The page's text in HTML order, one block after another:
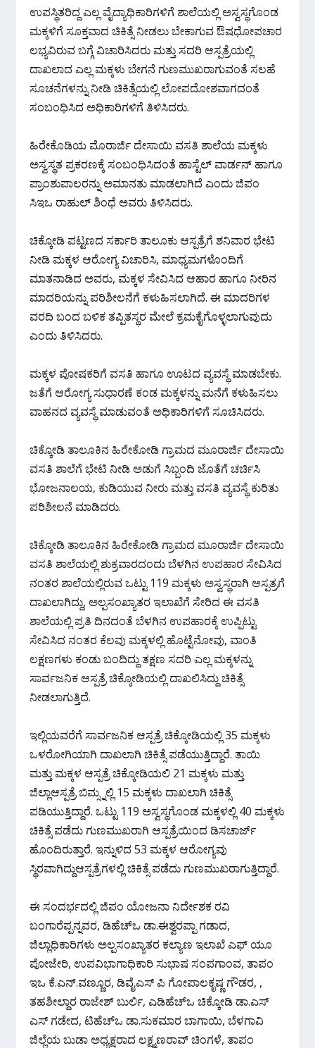
ಉಪಸ್ಥಿತರಿದ್ದ ಎಲ್ಲ ವೈದ್ಯಾಧಿಕಾರಿಗಳಿಗೆ ಶಾಲೆಯಲ್ಲಿ ಅಸ್ವಸ್ಥಗೊಂಡ
ಮಕ್ಕಳಿಗೆ ಸೂಕ್ತವಾದ ಚಿಕಿತ್ಸೆ ನೀಡಲು ಬೇಕಾಗುವ ಔಷಧೋಪಚಾರ
ಲಭ್ಯವಿರುವ ಬಗ್ಗೆ ವಿಚಾರಿಸಿದರು ಮತ್ತು ಸದರಿ ಆಸ್ಪತ್ರೆಯಲ್ಲಿ
ದಾಖಲಾದ ಎಲ್ಲ ಮಕ್ಕಳು ಬೇಗನೆ ಗುಣಮುಖರಾಗುವಂತೆ ಸಲಹೆ
ಸೂಚನೆಗಳನ್ನು ನೀಡಿ ಚಿಕಿತ್ಸೆಯಲ್ಲಿ ಲೋಪದೋಶವಾಗದಂತೆ
ಸಂಬಂಧಿಸಿದ ಅಧಿಕಾರಿಗಳಿಗೆ ತಿಳಿಸಿದರು.
ಹಿರೇಕೊಡಿಯ ಮೊರಾರ್ಜಿ ದೇಸಾಯಿ ವಸತಿ ಶಾಲೆಯ ಮಕ್ಕಳು
ಅಸ್ವಸ್ಥತ ಪ್ರಕರಣಕ್ಕೆ ಸಂಬಂಧಿಸಿದಂತೆ ಹಾಸ್ಟೆಲ್ ವಾರ್ಡನ್ ಹಾಗೂ
ಪ್ರಾಂಶುಪಾಲರನ್ನು ಅಮಾನತು ಮಾಡಲಾಗಿದೆ ಎಂದು ಜಿಪಂ
ಸಿಇಒ ರಾಹುಲ್ ಶಿಂಧೆ ಅವರು ತಿಳಿಸಿದರು.
ಚಿಕ್ಕೋಡಿ ಪಟ್ಟಣದ ಸರ್ಕಾರಿ ತಾಲೂಕು ಆಸ್ಪತ್ರೆಗೆ ಶನಿವಾರ ಭೇಟಿ
ನೀಡಿ ಮಕ್ಕಳ ಆರೋಗ್ಯ ವಿಚಾರಿಸಿ, ಮಾಧ್ಯಮಗಳೊಂದಿಗೆ
ಮಾತನಾಡಿದ ಅವರು, ಮಕ್ಕಳ ಸೇವಿಸಿದ ಆಹಾರ ಹಾಗೂ ನೀರಿನ
ಮಾದರಿಯನ್ನು ಪರಿಶೀಲನೆಗೆ ಕಳುಹಿಸಲಾಗಿದೆ. ಈ ಮಾದರಿಗಳ
ವರದಿ ಬಂದ ಬಳಿಕ ತಪ್ಪಿತಸ್ಥರ ಮೇಲೆ ಕ್ರಮಕೈಗೊಳ್ಳಲಾಗುವುದು
ಎಂದು ತಿಳಿಸಿದರು.
ಮಕ್ಕಳ ಪೋಷಕರಿಗೆ ವಸತಿ ಹಾಗೂ ಊಟದ ವ್ಯವಸ್ಥೆ ಮಾಡಬೇಕು.
ಜತೆಗೆ ಆರೋಗ್ಯ ಸುಧಾರಣೆ ಕಂಡ ಮಕ್ಕಳನ್ನು ಮನೆಗೆ ಕಳುಹಿಸಲು
ವಾಹನದ ವ್ಯವಸ್ಥೆ ಮಾಡುವಂತೆ ಅಧಿಕಾರಿಗಳಿಗೆ ಸೂಚಿಸಿದರು.
ಚಿಕ್ಕೋಡಿ ತಾಲೂಕಿನ ಹಿರೇಕೋಡಿ ಗ್ರಾಮದ ಮೂರಾರ್ಜಿ ದೇಸಾಯಿ
ವಸತಿ ಶಾಲೆಗೆ ಭೇಟಿ ನೀಡಿ ಅಡುಗೆ ಸಿಬ್ಬಂದಿ ಜೊತೆಗೆ ಚರ್ಚಿಸಿ
ಭೋಜನಾಲಯ, ಕುಡಿಯುವ ನೀರು ಮತ್ತು ವಸತಿ ವ್ಯವಸ್ಥೆ ಕುರಿತು
ಪರಿಶೀಲನೆ ಮಾಡಿದರು.
ಚಿಕ್ಕೋಡಿ ತಾಲೂಕಿನ ಹಿರೇಕೋಡಿ ಗ್ರಾಮದ ಮೂರಾರ್ಜಿ ದೇಸಾಯಿ
ವಸತಿ ಶಾಲೆಯಲ್ಲಿ ಶುಕ್ರವಾರದಂದು ಬೆಳಗಿನ ಉಪಹಾರ ಸೇವಿಸಿದ
ನಂತರ ಶಾಲೆಯಲ್ಲಿರುವ ಒಟ್ಟು 119 ಮಕ್ಕಳು ಅಸ್ವಸ್ಥರಾಗಿ ಆಸ್ಪತ್ರಗೆ
ದಾಖಲಾಗಿದ್ದು, ಅಲ್ಪಸಂಖ್ಯಾತರ ಇಲಾಖೆಗೆ ಸೇರಿದ ಈ ವಸತಿ
ಶಾಲೆಯಲ್ಲಿ ಪ್ರತಿ ದಿನದಂತೆ ಬೆಳಗಿನ ಉಪಹಾರಕ್ಕೆ ಉಪ್ಪಿಟ್ಟು
ಸೇವಿಸಿದ ನಂತರ ಕೆಲವು ಮಕ್ಕಳಲ್ಲಿ ಹೊಟ್ಟೆನೋವು, ವಾಂತಿ
ಲಕ್ಷಣಗಳು ಕಂಡು ಬಂದಿದ್ದು ತಕ್ಷಣ ಸದರಿ ಎಲ್ಲ ಮಕ್ಕಳನ್ನು
ಸಾರ್ವಜನಿಕ ಆಸ್ಪತ್ರೆ ಚಿಕ್ಕೋಡಿಯಲ್ಲಿ ದಾಖಲಿಸಿದ್ದು ಚಿಕಿತ್ಸೆ
ನೀಡಲಾಗುತ್ತಿದೆ.
ಇಲ್ಲಿಯವರೆಗೆ ಸಾರ್ವಜನಿಕ ಆಸ್ಪತ್ರೆ ಚಿಕ್ಕೋಡಿಯಲ್ಲಿ 35 ಮಕ್ಕಳು
ಒಳರೋಗಿಯಾಗಿ ದಾಖಲಾಗಿ ಚಿಕಿತ್ಸೆ ಪಡೆಯುತ್ತಿದ್ದಾರೆ. ತಾಯಿ
ಮತ್ತು ಮಕ್ಕಳ ಆಸ್ಪತ್ರೆ ಚಿಕ್ಕೋಡಿಯಲಿ 21 ಮಕ್ಕಳು ಮತ್ತು
ಜಿಲ್ಲಾಆಸ್ಪತ್ರೆ ಬಿಮ್ಸ್ನಲ್ಲಿ 15 ಮಕ್ಕಳು ದಾಖಲಾಗಿ ಚಿಕಿತ್ಸೆ
ಪಡಿಯುತ್ತಿದ್ದಾರೆ. ಒಟ್ಟು 119 ಅಸ್ವಸ್ಥಗೊಂಡ ಮಕ್ಕಳಲ್ಲಿ 40 ಮಕ್ಕಳು
ಚಿಕಿತ್ಸೆ ಪಡೆದು ಗುಣಮುಖರಾಗಿ ಆಸ್ಪತ್ರೆಯಿಂದ ಡಿಸಚಾರ್ಜ್
ಹೊಂದಿರುತ್ತಾರೆ. ಇನ್ನುಳಿದ 53 ಮಕ್ಕಳ ಆರೋಗ್ಯವು
ಸ್ಥಿರವಾಗಿದ್ದುಆಸ್ಪತ್ರೆಗಳಲ್ಲಿ ಚಿಕಿತ್ಸೆ ಪಡೆದು ಗುಣಮುಖರಾಗುತ್ತಿದ್ದಾರೆ.
ಈ ಸಂದರ್ಭದಲ್ಲಿ ಜಿಪಂ ಯೋಜನಾ ನಿರ್ದೇಶಕ ರವಿ
ಬಂಗಾರೆಪ್ಪನ್ನವರ, ಡಿಹೆಚ್ಒ ಡಾ.ಈಶ್ವರಪ್ಪಾ ಗಡಾದ,
ಜಿಲ್ಲಾಧಿಕಾರಿಗಳು ಅಲ್ಪಸಂಖ್ಯಾತರ ಕಲ್ಯಾಣ ಇಲಾಖೆ ಎಫ್ ಯೂ
ಪೋಜೇರಿ, ಉಪವಿಭಾಗಾಧಿಕಾರಿ ಸುಭಾಷ ಸಂಪಗಾಂವ, ತಾಪಂ
ಇಒ ಕೆ.ಎನ್.ವಣ್ಣೂರ, ಡಿವೈಎಸ್ ಪಿ ಗೋಪಾಲಕೃಷ್ಣ ಗೌಡರ, ,
ತಹಶೀಲ್ದಾರ ರಾಜೇಶ್ ಬುರ್ಲಿ, ಎಡಿಹೆಚ್ಒ ಚಿಕ್ಕೋಡಿ ಡಾ.ಎಸ್
ಎಸ್ ಗಡೇದ, ಟಿಹೆಚ್ಒ ಡಾ.ಸುಕಮಾರ ಬಾಗಾಯಿ, ಬೆಳಗಾವಿ
ಜಿಲ್ಲೆಯ ಬುಡಾ ಅಧ್ಯಕ್ಷರಾದ ಲಕ್ಷ್ಮಣರಾವ್ ಚಿಂಗಳೆ, ತಾಪಂ